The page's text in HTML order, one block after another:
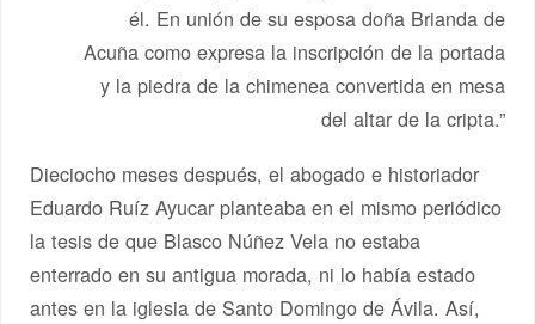
él. En unión de su esposa doña Brianda de
Acuña como expresa la inscripción de la portada
y la piedra de la chimenea convertida en mesa
del altar de la cripta.”
Dieciocho meses después, el abogado e historiador
Eduardo Ruíz Ayucar planteaba en el mismo periódico
la tesis de que Blasco Núñez Vela no estaba
enterrado en su antigua morada, ni lo había estado
antes en la iglesia de Santo Domingo de Ávila. Así,